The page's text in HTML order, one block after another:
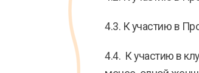
4.3. К участию в
4.4. К участию в